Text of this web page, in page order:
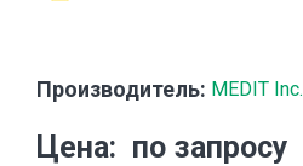
Производитель: MEDIT Inc.
Цена по запросу